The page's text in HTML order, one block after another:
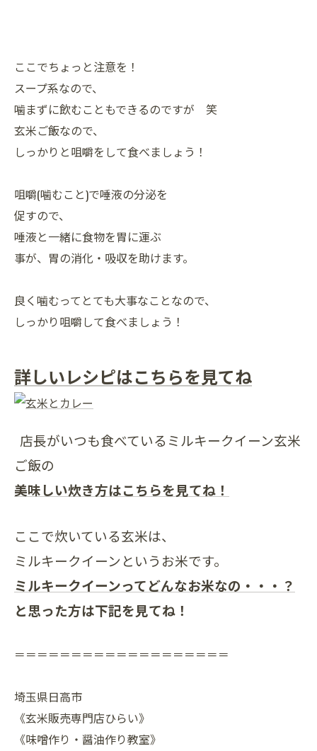
ここでちょっと注意を！
スープ系なので、
噛まずに飲むこともできるのですが 笑
玄米ご飯なので、
しっかりと咀嚼をして食べましょう！
咀嚼(噛むこと)で唾液の分泌を
促すので、
唾液と一緒に食物を胃に運ぶ
事が、胃の消化・吸収を助けます。
良く噛むってとても大事なことなので、
しっかり咀嚼して食べましょう！
詳しいレシピはこちらを見てね
店長がいつも食べているミルキークイーン玄米
ご飯の
美味しい炊き方はこちらを見てね！
ここで炊いている玄米は、
ミルキークイーンというお米です。
ミルキークイーンってどんなお米なの・・・？
と思った方は下記を見てね！
＝＝＝＝＝＝＝＝＝＝＝＝＝＝＝＝＝＝＝
埼玉県日高市
《玄米販売専門店ひらい》
《味噌作り・醤油作り教室》